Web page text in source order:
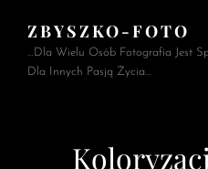
ZBYSZKO-FOTO
…Dla Wielu Osób Fotografia Jest
Dla Innych Pasją Życia…